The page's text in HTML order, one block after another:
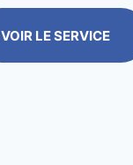
VOIR LE SERVICE